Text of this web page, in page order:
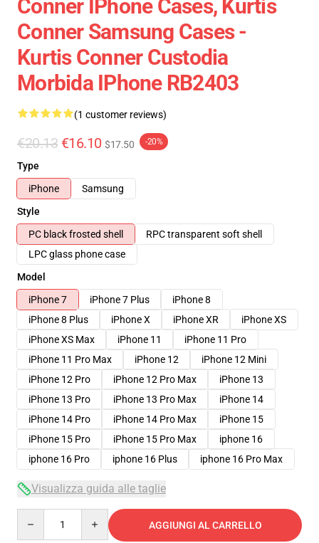
Conner IPhone Cases, Kurtis
Conner Samsung Cases -
Kurtis Conner Custodia
Morbida IPhone RB2403
(1 customer reviews)
€20.13 €16.10 $17.50 -20%
Type
iPhone
Samsung
Style
PC black frosted shell
RPC transparent soft shell
LPC glass phone case
Model
iPhone 7
iPhone 7 Plus
iPhone 8
iPhone 8 Plus
iPhone X iPhone XR
iPhone XS
iPhone XS Max
iPhone 11
iPhone 11 Pro
iPhone 11 Pro Max
iPhone 12
iPhone 12 Mini
iPhone 12 Pro
iPhone 12 Pro Max
iPhone 13
iPhone 13 Pro
iPhone 13 Pro Max
iPhone 14
iPhone 14 Pro
iPhone 14 Pro Max
iPhone 15
iPhone 15 Pro
iPhone 15 Pro Max
iphone 16
iphone 16 Pro
iphone 16 Plus iphone 16 Pro Max
Visualizza guida alle taglie
AGGIUNGI AL CARRELLO